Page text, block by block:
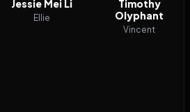
Jessie Mei Li
Ellie
Timothy
Olyphant
Vincent